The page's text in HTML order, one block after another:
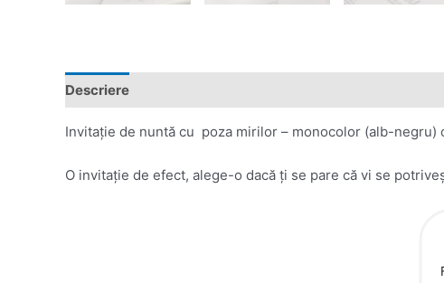
Descriere
Invitație de nuntă cu poza mirilor – monocolor (alb-negru)
O invitație de efect, alege-o dacă ți se pare că vi se